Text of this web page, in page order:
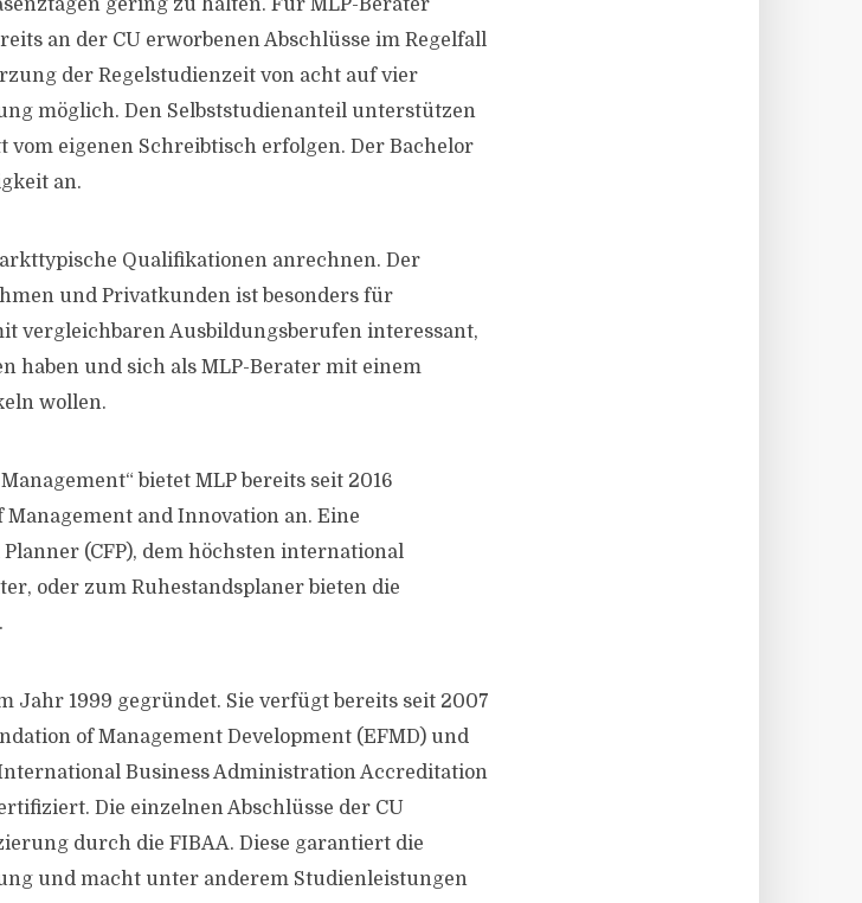
gering zu halten. Für MLP-Berater
an der CU erworbenen Abschlüsse im Regelfall
der Regelstudienzeit von acht auf vier
möglich. Den Selbststudienanteil unterstützen
eigenen Schreibtisch erfolgen. Der Bachelor
an.
Qualifikationen anrechnen. Der
und Privatkunden ist besonders für
vergleichbaren Ausbildungsberufen interessant,
haben und sich als MLP-Berater mit einem
wollen.
bietet MLP bereits seit 2016
and Innovation an. Eine
(CFP), dem höchsten international
oder zum Ruhestandsplaner bieten die
Jahr 1999 gegründet. Sie verfügt bereits seit 2007
of Management Development (EFMD) und
Business Administration Accreditation
Die einzelnen Abschlüsse der CU
durch die FIBAA. Diese garantiert die
und macht unter anderem Studienleistungen